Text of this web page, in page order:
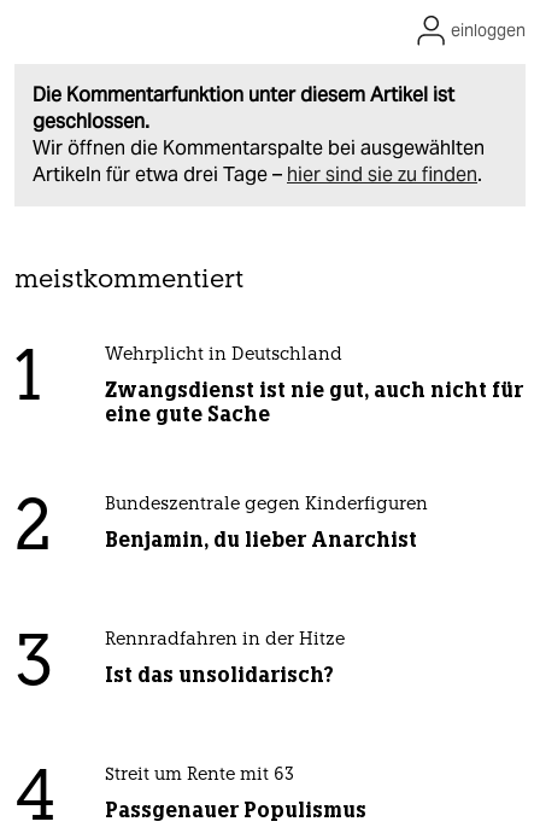
Die Kommentarfunktion unter diesem Artikel ist
geschlossen.
Wir öffnen die Kommentarspalte bei ausgewählten
Artikeln für etwa drei Tage – hier sind sie zu finden.
einloggen
meistkommentiert
1 Wehrplicht in Deutschland
Zwangsdienst ist nie gut, auch nicht für
eine gute Sache
2 Bundeszentrale gegen Kinderfiguren
Benjamin, du lieber Anarchist
3 Rennradfahren in der Hitze
Ist das unsolidarisch?
4 Streit um Rente mit 63
Passgenauer Populismus